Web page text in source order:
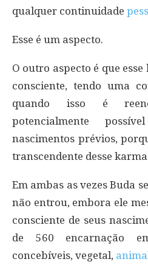
qualquer continuidade
Esse é um aspecto.
O outro aspecto é que
consciente, tendo uma
quando isso é
potencialmente
nascimentos prévios,
transcendente desse
Em ambas as vezes Buda
não entrou, embora ele
consciente de seus
de 560 encarnação
concebíveis, vegetal,